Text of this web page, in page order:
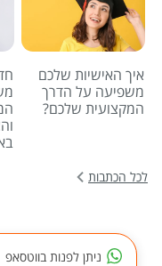
איך האישיות שלכם
משפיעה על הדרך
המקצועית שלכם?
לכל הכתבות
ניתן לפנות בווטסאפ